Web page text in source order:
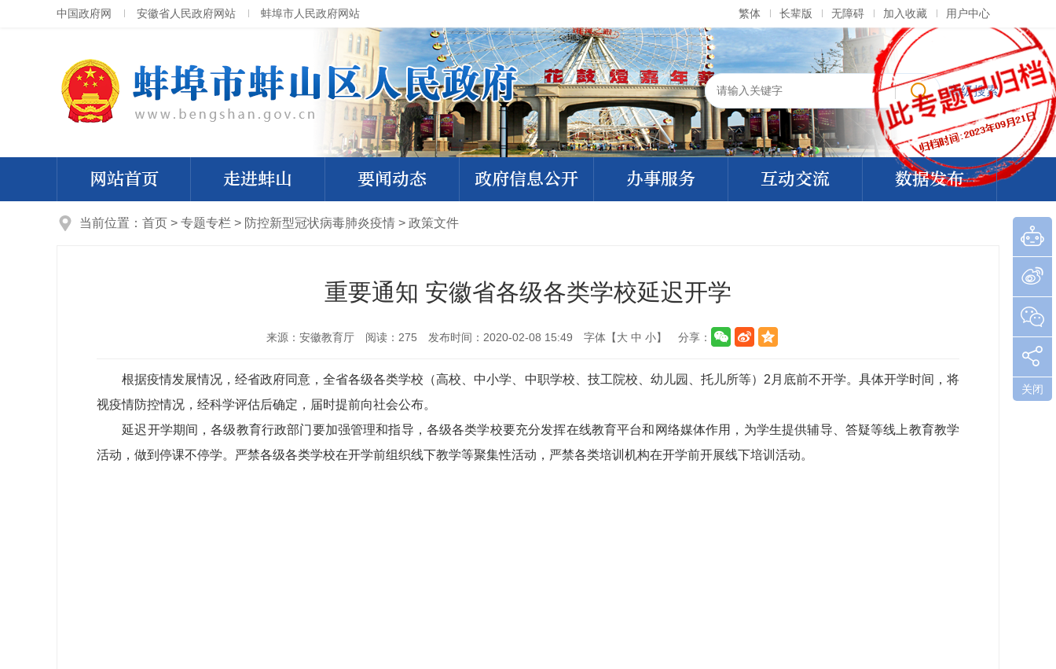
中国政府网 安徽省人民政府网站 蚌埠市人民政府网站 繁体 长辈版 无障碍 加入收藏 用户中心
高级搜索
网站首页 走进蚌山 要闻动态 政府信息公开 办事服务 互动交流 数据发布
当前位置： 首页 > 专题专栏 > 防控新型冠状病毒肺炎疫情 > 政策文件
重要通知 安徽省各级各类学校延迟开学
来源：安徽教育厅 阅读： 275 发布时间：2020-02-08 15:49 字体【大 中 小】 分享：
根据疫情发展情况，经省政府同意，全省各级各类学校（高校、中小学、中职学校、技工院校、幼儿园、托儿所等）2月底前不开学。具体开学时间，将
视疫情防控情况，经科学评估后确定，届时提前向社会公布。
延迟开学期间，各级教育行政部门要加强管理和指导，各级各类学校要充分发挥在线教育平台和网络媒体作用，为学生提供辅导、答疑等线上教育教学
活动，做到停课不停学。严禁各级各类学校在开学前组织线下教学等聚集性活动，严禁各类培训机构在开学前开展线下培训活动。
关闭